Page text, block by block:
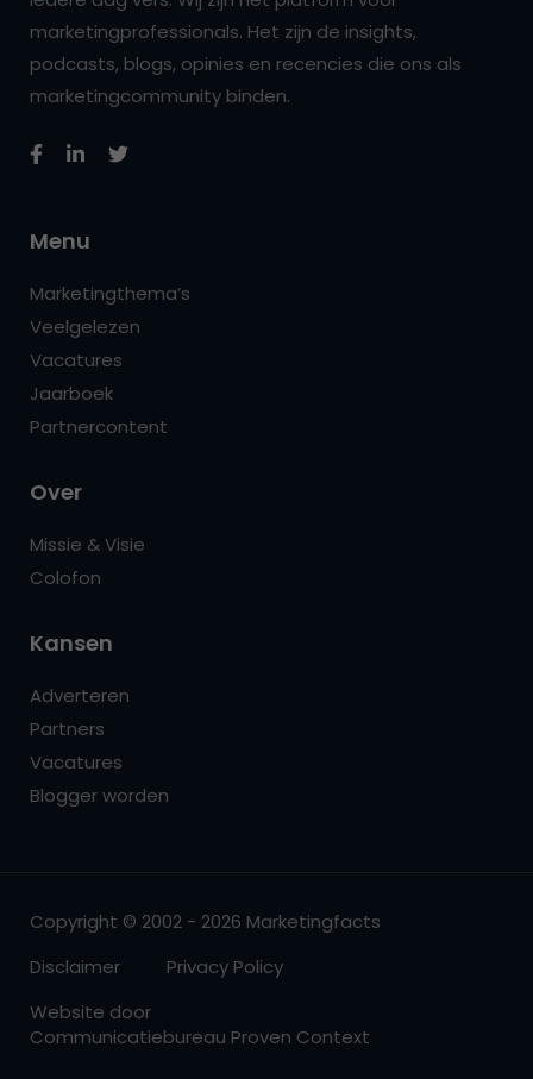
marketingprofessionals. Het zijn de insights,
podcasts, blogs, opinies en recencies die ons als
marketingcommunity binden.
Menu
Marketingthema’s
Veelgelezen
Vacatures
Jaarboek
Partnercontent
Over
Missie & Visie
Colofon
Kansen
Adverteren
Partners
Vacatures
Blogger worden
Copyright © 2002 - 2026 Marketingfacts
Disclaimer
Privacy Policy
Website door
Communicatiebureau Proven Context